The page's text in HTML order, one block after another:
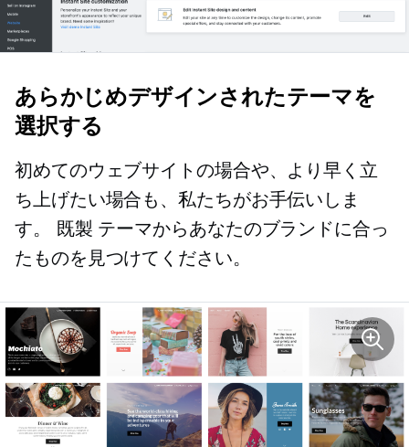
あらかじめデザインされたテーマを
選択する
初めてのウェブサイトの場合や、より早く立
ち上げたい場合も、私たちがお手伝いしま
す。
既製 テーマからあなたのブランドに合っ
たものを見つけてください。